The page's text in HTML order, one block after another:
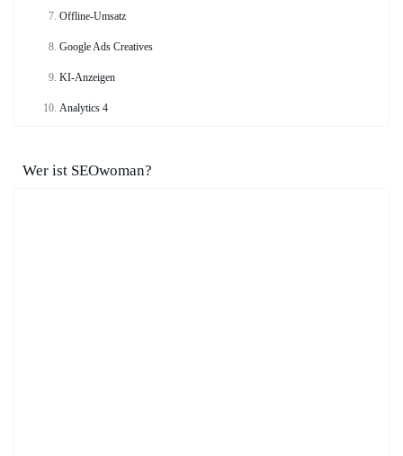
Offline-Umsatz
Google Ads Creatives
KI-Anzeigen
Analytics 4
Wer ist SEOwoman?